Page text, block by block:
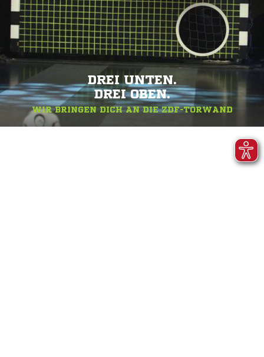
DREI UNTEN.
DREI OBEN.
WIR BRINGEN DICH AN DIE ZDF-TORWAND